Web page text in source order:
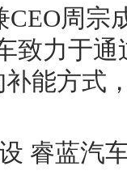
周宗
致力于
能方式